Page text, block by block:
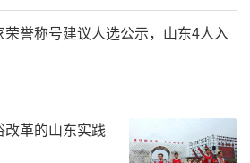
闻记者 逯蔷薇）
誉称号建议人选公示，山东4人入
革的山东实践